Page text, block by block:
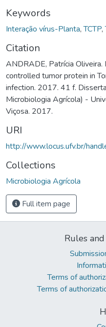
Keywords
Interação vírus-Planta,TCTP,
Citation
ANDRADE, Patrícia
controlled tumor protein in
infection. 2017. 41 f.
Microbiologia Agrícola) -
Viçosa. 2017.
URI
http://www.locus.ufv.br/
Collections
Microbiologia Agrícola
Full item page
Rules
Terms of
Terms of